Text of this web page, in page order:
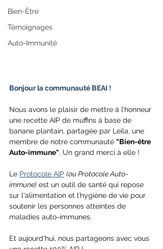
Bien-Être
Témoignages
Auto-Immunité
Bonjour la communauté BEAI !
Nous avons le plaisir de mettre à l’honneur
une recette AIP de muffins à base de
banane plantain, partagée par Leila, une
membre de notre communauté "Bien-être
Auto-immune". Un grand merci à elle !
Le Protocole AIP (ou Protocole Auto-
immune) est un outil de santé qui repose
sur l'alimentation et l’hygiène de vie pour
soutenir les personnes atteintes de
maladies auto-immunes.
Et aujourd'hui, nous partageons avec vous